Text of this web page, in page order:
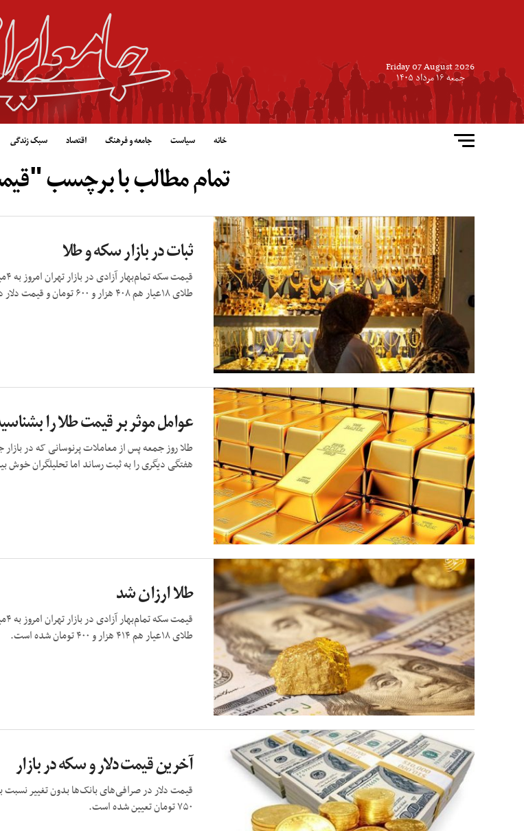
Friday 07 August 2026
جمعه ۱۶ مرداد ۱۴۰۵
خانه سیاست جامعه و فرهنگ اقتصاد سبک زندگی
تمام مطالب با برچسب
ثبات در بازار سکه و طلا
طلای ۱۸عیار هم ۴۰۸ هزار و ۶۰۰ تومان و قیمت دلار در...
عوامل موثر بر قیمت طلا را
طلا روز جمعه پس از معاملات پرنوسانی که در
هفتگی دیگری را به ثبت رساند اما تحلیلگران خوش
طلا ارزان شد
طلای ۱۸عیار هم ۴۱۴ هزار و ۴۰۰ تومان شده است.
آخرین قیمت دلار و سکه در بازار
۷۵۰ تومان تعیین شده است.